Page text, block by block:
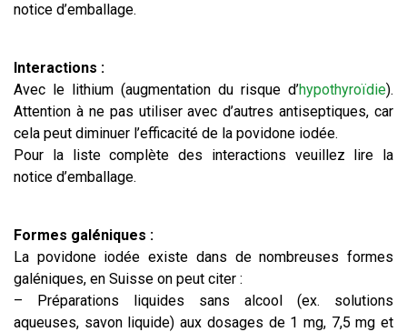
notice d’emballage.
Interactions :
Avec le lithium (augmentation du risque d’hypothyroïdie).
Attention à ne pas utiliser avec d’autres antiseptiques, car
cela peut diminuer l’efficacité de la povidone iodée.
Pour la liste complète des interactions veuillez lire la
notice d’emballage.
Formes galéniques :
La povidone iodée existe dans de nombreuses formes
galéniques, en Suisse on peut citer :
– Préparations liquides sans alcool (ex. solutions
aqueuses, savon liquide) aux dosages de 1 mg, 7,5 mg et